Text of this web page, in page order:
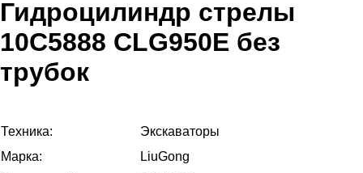
Гидроцилиндр стрелы
10C5888 CLG950E без
трубок
Техника:
Экскаваторы
Марка:
LiuGong